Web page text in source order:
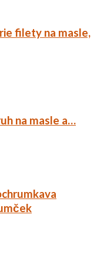
filety na masle,
na masle a…